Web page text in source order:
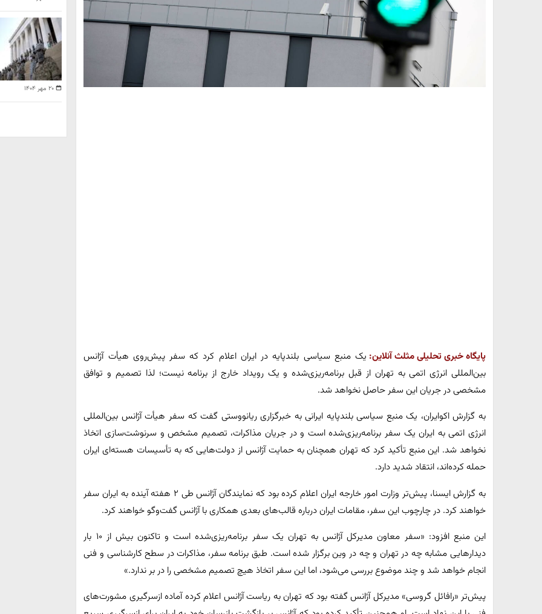
پایگاه خبری تحلیلی مثلث آنلاین: یک منبع سیاسی بلندپایه در ایران اعلام کرد که سفر پیش‌روی هیأت آژانس
بین‌المللی انرژی اتمی به تهران از قبل برنامه‌ریزی‌شده و یک رویداد خارج از برنامه‌ نیست؛ لذا تصمیم و توافق
مشخصی در جریان این سفر حاصل نخواهد شد.
به گزارش اکوایران، یک منبع سیاسی بلندپایه ایرانی به خبرگزاری ریانووستی گفت که سفر هیأت آژانس بین‌المللی
انرژی اتمی به ایران یک سفر برنامه‌ریزی‌شده است و در جریان مذاکرات، تصمیم مشخص و سرنوشت‌سازی اتخاذ
نخواهد شد. این منبع تأکید کرد که تهران همچنان به حمایت آژانس از دولت‌هایی که به تأسیسات هسته‌ای ایران
حمله کرده‌اند، انتقاد شدید دارد.
به گزارش ایسنا، پیش‌تر وزارت امور خارجه ایران اعلام کرده بود که نمایندگان آژانس طی ۲ هفته آینده به ایران سفر
خواهند کرد. در چارچوب این سفر، مقامات ایران درباره قالب‌های بعدی همکاری با آژانس گفت‌وگو خواهند کرد.
این منبع افزود: «سفر معاون مدیرکل آژانس به تهران یک سفر برنامه‌ریزی‌شده است و تاکنون بیش از ۱۰ بار
دیدارهایی مشابه چه در تهران و چه در وین برگزار شده است. طبق برنامه سفر، مذاکرات در سطح کارشناسی و فنی
انجام خواهد شد و چند موضوع بررسی می‌شود، اما این سفر اتخاذ هیچ تصمیم مشخصی را در بر ندارد.»
پیش‌تر «رافائل گروسی» مدیرکل آژانس گفته بود که تهران به ریاست آژانس اعلام کرده آماده ازسرگیری مشورت‌های
۲۰ مهر ۱۴۰۴